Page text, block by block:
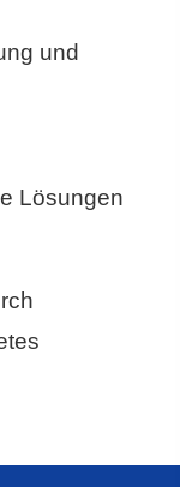
und
Lösungen